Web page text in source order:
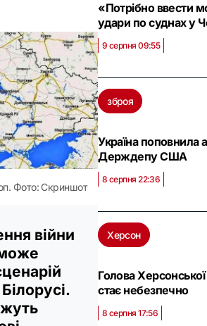
Фото: Скриншот
війни
«Потрібно ввести
удари по суднах у
9 серпня 09:55
зброя
Україна поповнила
Держдепу США
8 серпня 22:36
Херсон
Голова
стає небезпечно
8 серпня 17:56